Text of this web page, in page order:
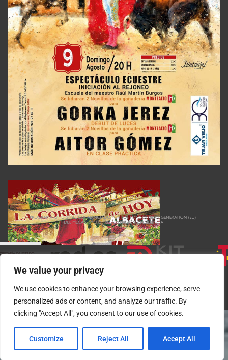
We value your privacy
We use cookies to enhance your browsing experience, serve
personalized ads or content, and analyze our traffic. By
clicking "Accept All", you consent to our use of cookies.
Customize Reject All Accept All